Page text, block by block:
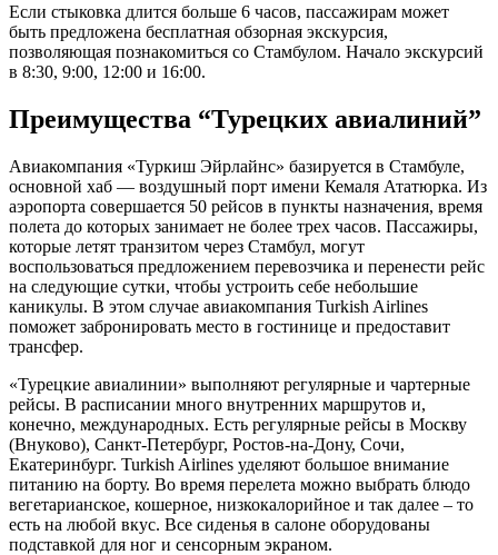
Если стыковка длится больше 6 часов, пассажирам может
быть предложена бесплатная обзорная экскурсия,
позволяющая познакомиться со Стамбулом. Начало экскурсий
в 8:30, 9:00, 12:00 и 16:00.
Преимущества “Турецких авиалиний”
Авиакомпания «Туркиш Эйрлайнс» базируется в Стамбуле,
основной хаб — воздушный порт имени Кемаля Ататюрка. Из
аэропорта совершается 50 рейсов в пункты назначения, время
полета до которых занимает не более трех часов. Пассажиры,
которые летят транзитом через Стамбул, могут
воспользоваться предложением перевозчика и перенести рейс
на следующие сутки, чтобы устроить себе небольшие
каникулы. В этом случае авиакомпания Turkish Airlines
поможет забронировать место в гостинице и предоставит
трансфер.
«Турецкие авиалинии» выполняют регулярные и чартерные
рейсы. В расписании много внутренних маршрутов и,
конечно, международных. Есть регулярные рейсы в Москву
(Внуково), Санкт-Петербург, Ростов-на-Дону, Сочи,
Екатеринбург. Turkish Airlines уделяют большое внимание
питанию на борту. Во время перелета можно выбрать блюдо
вегетарианское, кошерное, низкокалорийное и так далее – то
есть на любой вкус. Все сиденья в салоне оборудованы
подставкой для ног и сенсорным экраном.